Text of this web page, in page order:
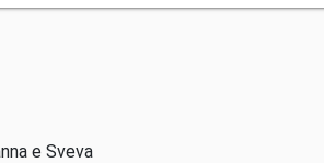
e Sveva